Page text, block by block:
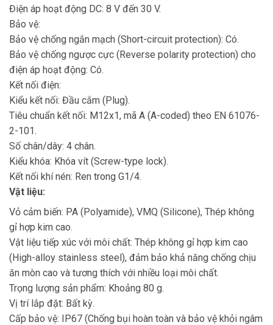
Điện áp hoạt động DC: 8 V đến 30 V.
Bảo vệ:
Bảo vệ chống ngắn mạch (Short-circuit protection): Có.
Bảo vệ chống ngược cực (Reverse polarity protection) cho
điện áp hoạt động: Có.
Kết nối điện:
Kiểu kết nối: Đầu cắm (Plug).
Tiêu chuẩn kết nối: M12x1, mã A (A-coded) theo EN 61076-
2-101.
Số chân/dây: 4 chân.
Kiểu khóa: Khóa vít (Screw-type lock).
Kết nối khí nén: Ren trong G1/4.
Vật liệu:
Vỏ cảm biến: PA (Polyamide), VMQ (Silicone), Thép không
gỉ hợp kim cao.
Vật liệu tiếp xúc với môi chất: Thép không gỉ hợp kim cao
(High-alloy stainless steel), đảm bảo khả năng chống chịu
ăn mòn cao và tương thích với nhiều loại môi chất.
Trọng lượng sản phẩm: Khoảng 80 g.
Vị trí lắp đặt: Bất kỳ.
Cấp bảo vệ: IP67 (Chống bụi hoàn toàn và bảo vệ khỏi ngâm